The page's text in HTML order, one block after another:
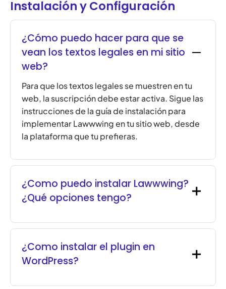
Instalación y Configuración
¿Cómo puedo hacer para que se
vean los textos legales en mi sitio
web?
Para que los textos legales se muestren en tu
web, la suscripción debe estar activa. Sigue las
instrucciones de la guía de instalación para
implementar Lawwwing en tu sitio web, desde
la plataforma que tu prefieras.
¿Como puedo instalar Lawwwing?
¿Qué opciones tengo?
¿Como instalar el plugin en
WordPress?